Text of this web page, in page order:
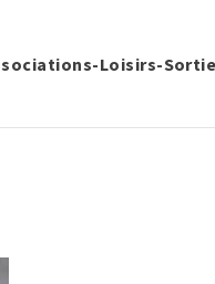
Loisirs-